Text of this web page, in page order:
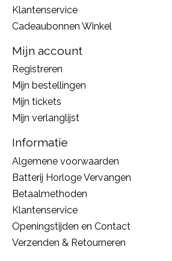
Klantenservice
Cadeaubonnen Winkel
Mijn account
Registreren
Mijn bestellingen
Mijn tickets
Mijn verlanglijst
Informatie
Algemene voorwaarden
Batterij Horloge Vervangen
Betaalmethoden
Klantenservice
Openingstijden en Contact
Verzenden & Retourneren